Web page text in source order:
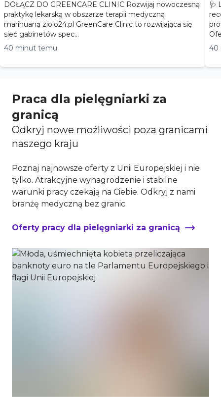
DOŁĄCZ DO GREENCARE CLINIC Rozwijaj nowoczesną
praktykę lekarską w obszarze terapii medyczną
marihuaną ziolo24.pl GreenCare Clinic to rozwijająca się
sieć gabinetów spec...
40 minut temu
🩺
40
Praca dla pielęgniarki za
granicą
Odkryj nowe możliwości poza granicami
naszego kraju
Poznaj najnowsze oferty z Unii Europejskiej i nie
tylko. Atrakcyjne wynagrodzenie i stabilne
warunki pracy czekają na Ciebie. Odkryj z nami
branżę medyczną bez granic.
Oferty pracy dla pielęgniarki za granicą